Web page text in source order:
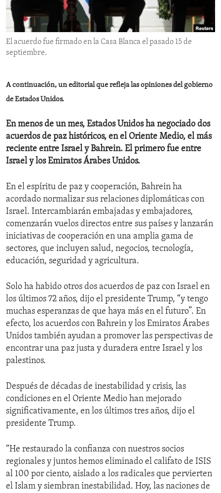
ENVIRONMENT AND HEALTH
IDEALS AND INSTITUTIONS
El acuerdo fue firmado en la Casa Blanca el pasado 15 de
septiembre.
A continuación, un editorial que refleja las opiniones del gobierno
de Estados Unidos.
En menos de un mes, Estados Unidos ha negociado dos
acuerdos de paz históricos, en el Oriente Medio, el más
reciente entre Israel y Bahrein. El primero fue entre
Israel y los Emiratos Árabes Unidos.
En el espíritu de paz y cooperación, Bahrein ha
acordado normalizar sus relaciones diplomáticas con
Israel. Intercambiarán embajadas y embajadores,
comenzarán vuelos directos entre sus países y lanzarán
iniciativas de cooperación en una amplia gama de
sectores, que incluyen salud, negocios, tecnología,
educación, seguridad y agricultura.
Solo ha habido otros dos acuerdos de paz con Israel en
los últimos 72 años, dijo el presidente Trump, “y tengo
muchas esperanzas de que haya más en el futuro”. En
efecto, los acuerdos con Bahrein y los Emiratos Árabes
Unidos también ayudan a promover las perspectivas de
encontrar una paz justa y duradera entre Israel y los
palestinos.
Después de décadas de inestabilidad y crisis, las
condiciones en el Oriente Medio han mejorado
significativamente, en los últimos tres años, dijo el
presidente Trump.
“He restaurado la confianza con nuestros socios
regionales y juntos hemos eliminado el califato de ISIS
al 100 por ciento, aislado a los radicales que pervierten
el Islam y siembran inestabilidad. Hoy, las naciones de